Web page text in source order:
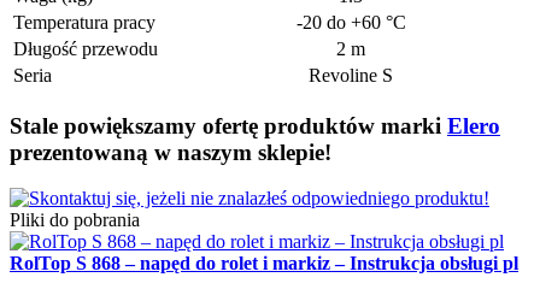
Temperatura pracy
-20 do +60 °C
Długość przewodu
2 m
Seria
Revoline S
Stale powiększamy ofertę produktów marki Elero
prezentowaną w naszym sklepie!
Pliki do pobrania
RolTop S 868 – napęd do rolet i markiz – Instrukcja obsługi pl